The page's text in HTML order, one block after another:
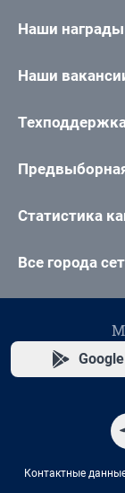
Наши награды
Наши
Статистика
Все города
Контактные